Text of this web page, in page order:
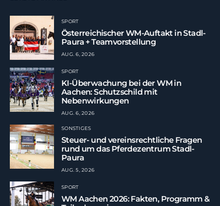
SPORT
Österreichischer WM-Auftakt in Stadl-
Paura + Teamvorstellung
AUG. 6, 2026
SPORT
KI-Überwachung bei der WM in
Aachen: Schutzschild mit
Nebenwirkungen
AUG. 6, 2026
SONSTIGES
Steuer- und vereinsrechtliche Fragen
rund um das Pferdezentrum Stadl-
Paura
AUG. 5, 2026
SPORT
WM Aachen 2026: Fakten, Programm &